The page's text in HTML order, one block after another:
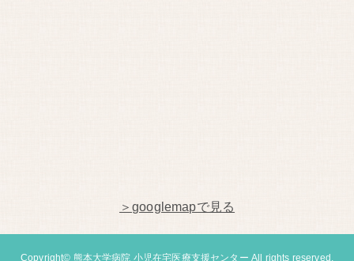
＞googlemapで見る
Copyright© 熊本大学病院 小児在宅医療支援センター All rights reserved.